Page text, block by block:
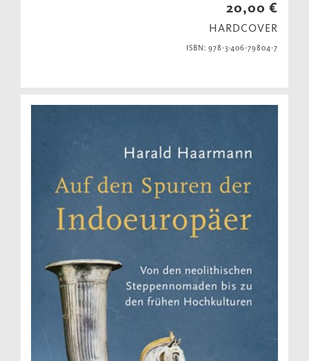
20,00 €
HARDCOVER
ISBN: 978-3-406-79804-7